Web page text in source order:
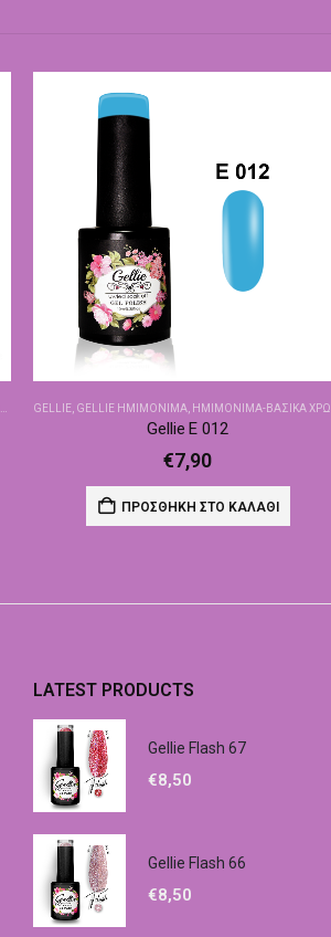
GELLIE, GELLIE ΗΜΙΜΌΝΙΜΑ, ΗΜΙΜΌΝΙΜΑ-ΒΑΣΙΚΆ ΧΡΏΜΑΤΑ
Gellie E 012
€7,90
ΠΡΟΣΘΉΚΗ ΣΤΟ ΚΑΛΆΘΙ
LATEST PRODUCTS
Gellie Flash 67
€8,50
Gellie Flash 66
€8,50